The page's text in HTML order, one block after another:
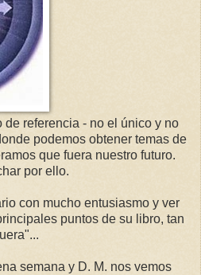
de referencia - no el único y no
podemos obtener temas de
que fuera nuestro futuro.
por ello.
con mucho entusiasmo y ver
puntos de su libro, tan
semana y D. M. nos vemos